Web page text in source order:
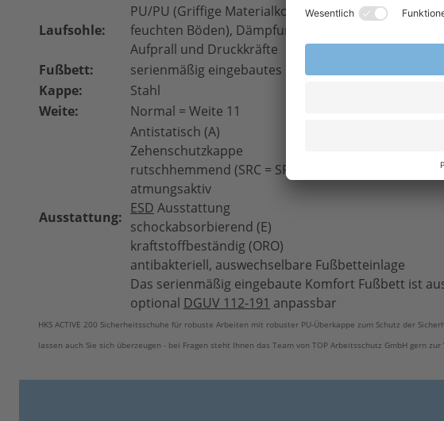
Laufsohle:
PU/PU (Griffige Materialkomponenten für guten
feuchten Böden), Dämpfungssystem für optimale
Aufprall und Druckkräfte
Fußbett:
serienmäßig eingebautes FIT-FOR-WORK Fußbett
Kappe:
Stahl
Weite:
Normal = Weite 11
Ausstattung:
Antistatisch (A)
Zehenschutzkappe
rutschhemmend (SRC = SRA + SRB)
atmungsaktiv
ESD Ausstattung
schockabsorbierend (E)
kraftstoffbeständig (ORO)
antibakteriell, auswechselbare Fußbetteinlage
Das serienmäßig eingebaute Komfort Fußbett ist
optional DGUV 112-191 anpassbar
HKS ACTIVE 200 Sicherheitsschuhe für robuste Arbeiten mit robuster PU-Überkappe zum Schutz der
lassen auch Sie sich überzeugen - bei Fragen steht Ihnen das Team von TOP Arbeitsschutz GmbH gern zur